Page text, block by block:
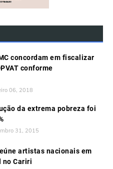
concordam em fiscalizar
conforme
06, 2018
da extrema pobreza foi
31, 2015
artistas nacionais em
no Cariri